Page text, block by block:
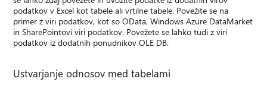
podatkov v Excel kot tabele ali vrtilne tabele. Povežite se na
primer z viri podatkov, kot so OData, Windows Azure DataMarket
in SharePointovi viri podatkov. Povežete se lahko tudi z viri
podatkov iz dodatnih ponudnikov OLE DB.
Ustvarjanje odnosov med tabelami